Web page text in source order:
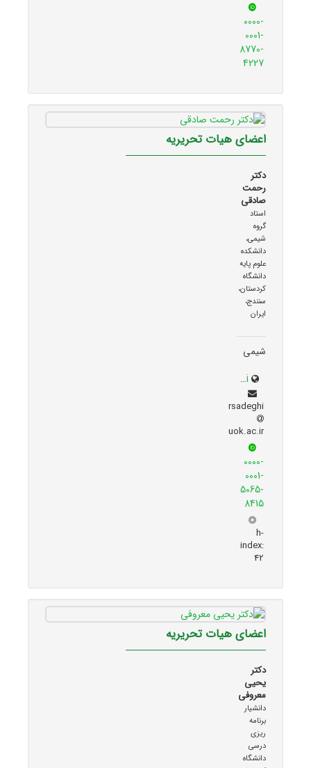
0000-
0001-
8770-
4227
اعضای هیات تحریریه
دکتر
رحمت
صادقی
استاد
گروه
شیمی،
دانشکده
علوم پایه
دانشگاه
کردستان،
سنندج،
ایران
شیمی
sci.uok.ac.ir/~rsadeghi
rsadeghi
uok.ac.ir
0000-
0001-
5065-
8415
h-
index:
42
اعضای هیات تحریریه
دکتر
یحیی
معروفی
دانشیار
برنامه
ریزی
درسی
دانشگاه